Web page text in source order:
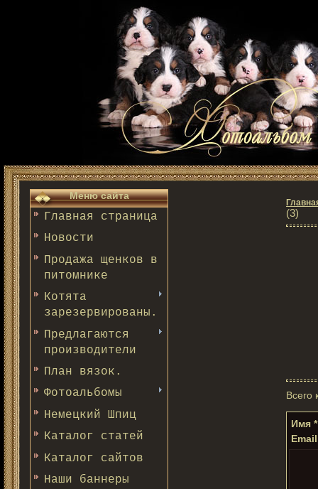
Меню сайта
Главная страница
Новости
Продажа щенков в
питомнике
Котята
зарезервированы.
Предлагаются
производители
План вязок.
Фотоальбомы
Немецкий Шпиц
Каталог статей
Каталог сайтов
Наши баннеры
(3)
Всего
Имя